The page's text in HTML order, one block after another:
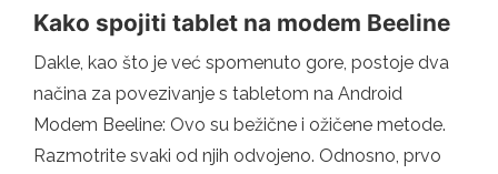
Kako spojiti tablet na modem Beeline
Dakle, kao što je već spomenuto gore, postoje dva
načina za povezivanje s tabletom na Android
Modem Beeline: Ovo su bežične i ožičene metode.
Razmotrite svaki od njih odvojeno. Odnosno, prvo